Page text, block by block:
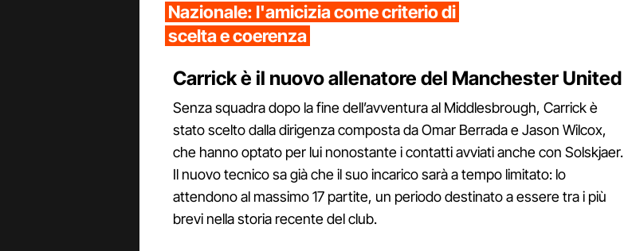
Nazionale: l'amicizia come criterio di
scelta e coerenza
Carrick è il nuovo allenatore del Manchester United
Senza squadra dopo la fine dell’avventura al Middlesbrough, Carrick è
stato scelto dalla dirigenza composta da Omar Berrada e Jason Wilcox,
che hanno optato per lui nonostante i contatti avviati anche con Solskjaer.
Il nuovo tecnico sa già che il suo incarico sarà a tempo limitato: lo
attendono al massimo 17 partite, un periodo destinato a essere tra i più
brevi nella storia recente del club.